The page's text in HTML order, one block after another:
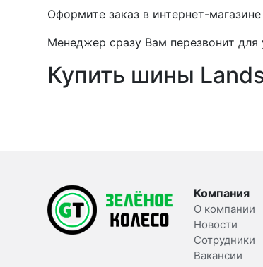
Оформите заказ в интернет-магазине
Менеджер сразу Вам перезвонит для
Купить шины
Компания
О компании
Новости
Сотрудники
Вакансии